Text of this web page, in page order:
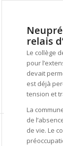
relais
Le collège
pour
devait
est déjà
tension et
La
de
de vie. Le